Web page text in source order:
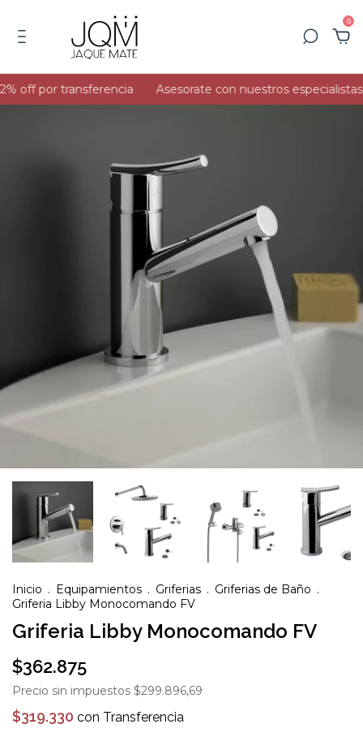
0
off por transferencia Asesorate con nuestros especialistas
Inicio . Equipamientos . Griferias . Griferias de Baño .
Griferia Libby Monocomando FV
Griferia Libby Monocomando FV
$362.875
Precio sin impuestos $299.896,69
$319.330 con Transferencia